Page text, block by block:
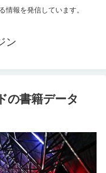
情報を発信しています。
ン
の書籍データ